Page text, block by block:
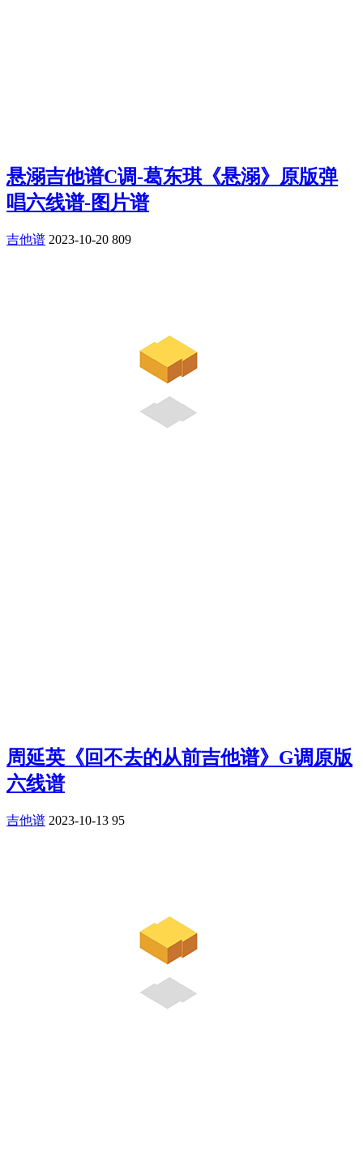
悬溺吉他谱C调-葛东琪《悬溺》原版弹
唱六线谱-图片谱
吉他谱 2023-10-20 809
周延英《回不去的从前吉他谱》G调原版
六线谱
吉他谱 2023-10-13 95